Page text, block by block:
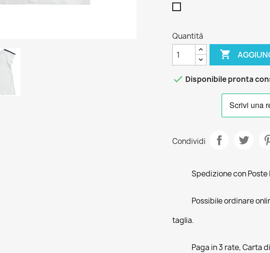
Quantità

 Disponibile pronta
Condividi
Spedizione con
Possibile ordinare
taglia.
Paga in 3 rate, Carta